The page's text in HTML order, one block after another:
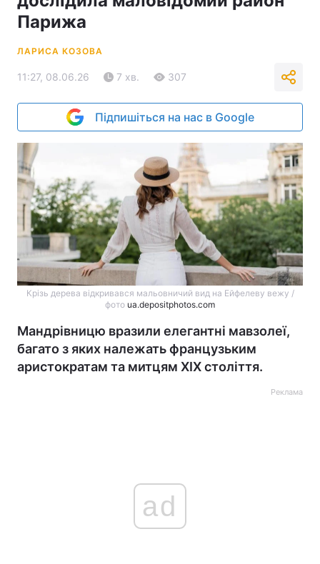
Парижа
ЛАРИСА КОЗОВА
11:27, 08.06.26 7 хв. 307
Підпишіться на нас в Google
Крізь дерева відкривався мальовничий вид на Ейфелеву вежу /
фото ua.depositphotos.com
Мандрівницю вразили елегантні мавзолеї,
багато з яких належать французьким
аристократам та митцям XIX століття.
Реклама
ad